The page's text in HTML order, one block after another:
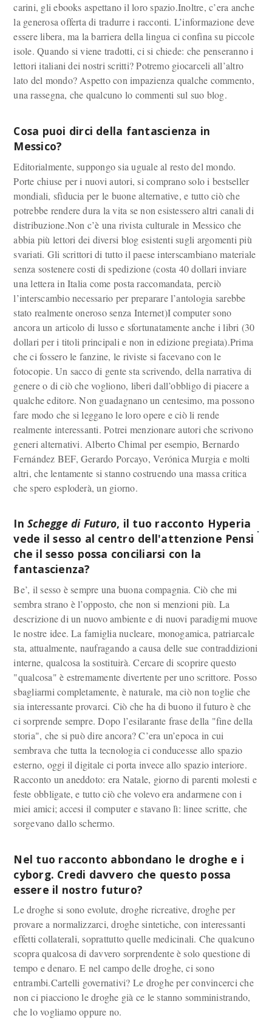
carini, gli ebooks aspettano il loro spazio.Inoltre, c’era anche
la generosa offerta di tradurre i racconti. L’informazione deve
essere libera, ma la barriera della lingua ci confina su piccole
isole. Quando si viene tradotti, ci si chiede: che penseranno i
lettori italiani dei nostri scritti? Potremo giocarceli all’altro
lato del mondo? Aspetto con impazienza qualche commento,
una rassegna, che qualcuno lo commenti sul suo blog.
Cosa puoi dirci della fantascienza in
Messico?
Editorialmente, suppongo sia uguale al resto del mondo.
Porte chiuse per i nuovi autori, si comprano solo i bestseller
mondiali, sfiducia per le buone alternative, e tutto ciò che
potrebbe rendere dura la vita se non esistessero altri canali di
distribuzione.Non c’è una rivista culturale in Messico che
abbia più lettori dei diversi blog esistenti sugli argomenti più
svariati. Gli scrittori di tutto il paese interscambiano materiale
senza sostenere costi di spedizione (costa 40 dollari inviare
una lettera in Italia come posta raccomandata, perciò
l’interscambio necessario per preparare l’antologia sarebbe
stato realmente oneroso senza Internet)I computer sono
ancora un articolo di lusso e sfortunatamente anche i libri (30
dollari per i titoli principali e non in edizione pregiata).Prima
che ci fossero le fanzine, le riviste si facevano con le
fotocopie. Un sacco di gente sta scrivendo, della narrativa di
genere o di ciò che vogliono, liberi dall’obbligo di piacere a
qualche editore. Non guadagnano un centesimo, ma possono
fare modo che si leggano le loro opere e ciò li rende
realmente interessanti. Potrei menzionare autori che scrivono
generi alternativi. Alberto Chimal per esempio, Bernardo
Fernández BEF, Gerardo Porcayo, Verónica Murgia e molti
altri, che lentamente si stanno costruendo una massa critica
che spero esploderà, un giorno.
InSchegge di Futuro, il tuo racconto Hyperia
vede il sesso al centro dell'attenzione Pensi
che il sesso possa conciliarsi con la
fantascienza?
Be’, il sesso è sempre una buona compagnia. Ciò che mi
sembra strano è l’opposto, che non si menzioni più. La
descrizione di un nuovo ambiente e di nuovi paradigmi muove
le nostre idee. La famiglia nucleare, monogamica, patriarcale
sta, attualmente, naufragando a causa delle sue contraddizioni
interne, qualcosa la sostituirà. Cercare di scoprire questo
"qualcosa" è estremamente divertente per uno scrittore. Posso
sbagliarmi completamente, è naturale, ma ciò non toglie che
sia interessante provarci. Ciò che ha di buono il futuro è che
ci sorprende sempre. Dopo l’esilarante frase della "fine della
storia", che si può dire ancora? C’era un’epoca in cui
sembrava che tutta la tecnologia ci conducesse allo spazio
esterno, oggi il digitale ci porta invece allo spazio interiore.
Racconto un aneddoto: era Natale, giorno di parenti molesti e
feste obbligate, e tutto ciò che volevo era andarmene con i
miei amici; accesi il computer e stavano lì: linee scritte, che
sorgevano dallo schermo.
Nel tuo racconto abbondano le droghe e i
cyborg. Credi davvero che questo possa
essere il nostro futuro?
Le droghe si sono evolute, droghe ricreative, droghe per
provare a normalizzarci, droghe sintetiche, con interessanti
effetti collaterali, soprattutto quelle medicinali. Che qualcuno
scopra qualcosa di davvero sorprendente è solo questione di
tempo e denaro. E nel campo delle droghe, ci sono
entrambi.Cartelli governativi? Le droghe per convincerci che
non ci piacciono le droghe già ce le stanno somministrando,
che lo vogliamo oppure no.